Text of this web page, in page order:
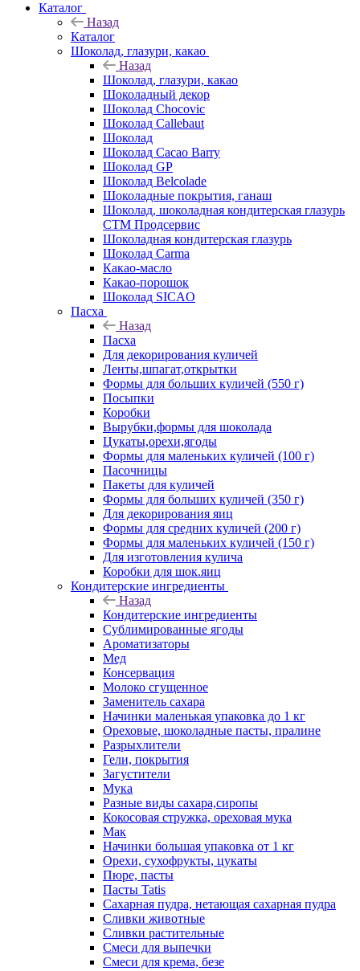
Каталог
Назад
Каталог
Шоколад, глазури, какао
Назад
Шоколад, глазури, какао
Шоколадный декор
Шоколад Chocovic
Шоколад Callebaut
Шоколад
Шоколад Cacao Barry
Шоколад GP
Шоколад Belcolade
Шоколадные покрытия, ганаш
Шоколад, шоколадная кондитерская глазурь
СТМ Продсервис
Шоколадная кондитерская глазурь
Шоколад Carma
Какао-масло
Какао-порошок
Шоколад SICAO
Пасха
Назад
Пасха
Для декорирования куличей
Ленты,шпагат,открытки
Формы для больших куличей (550 г)
Посыпки
Коробки
Вырубки,формы для шоколада
Цукаты,орехи,ягоды
Формы для маленьких куличей (100 г)
Пасочницы
Пакеты для куличей
Формы для больших куличей (350 г)
Для декорирования яиц
Формы для средних куличей (200 г)
Формы для маленьких куличей (150 г)
Для изготовления кулича
Коробки для шок.яиц
Кондитерские ингредиенты
Назад
Кондитерские ингредиенты
Сублимированные ягоды
Ароматизаторы
Мед
Консервация
Молоко сгущенное
Заменитель сахара
Начинки маленькая упаковка до 1 кг
Ореховые, шоколадные пасты, пралине
Разрыхлители
Гели, покрытия
Загустители
Мука
Разные виды сахара,сиропы
Кокосовая стружка, ореховая мука
Мак
Начинки большая упаковка от 1 кг
Орехи, сухофрукты, цукаты
Пюре, пасты
Пасты Tatis
Сахарная пудра, нетающая сахарная пудра
Сливки животные
Сливки растительные
Смеси для выпечки
Смеси для крема, безе